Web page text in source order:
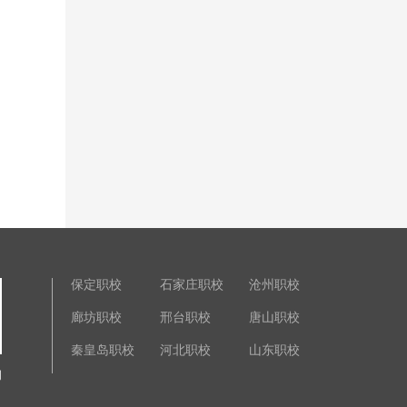
保定职校 石家庄职校 沧州职校
廊坊职校 邢台职校 唐山职校
秦皇岛职校 河北职校 山东职校